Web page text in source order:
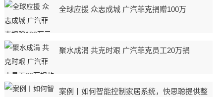
全球应援 众志成城 广汽菲克捐赠100万
聚水成涓 共克时艰 广汽菲克员工20万捐
案例丨如何智能控制家居系统，快思聪提供整